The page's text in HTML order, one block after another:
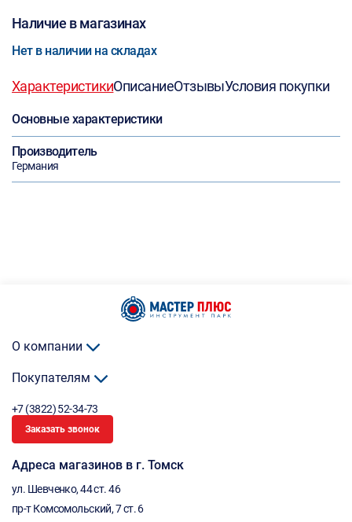
Наличие в магазинах
Нет в наличии на складах
ХарактеристикиОписаниеОтзывыУсловия покупки
Основные характеристики
Производитель
Германия
О компании
Покупателям
+7 (3822) 52-34-73
Заказать звонок
Адреса магазинов в г. Томск
ул. Шевченко, 44 ст. 46
пр-т Комсомольский, 7 ст. 6